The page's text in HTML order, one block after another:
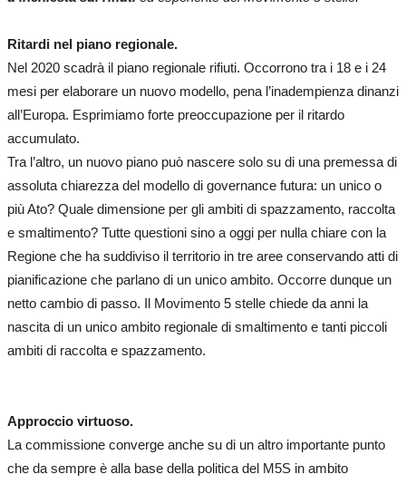
Ritardi nel piano regionale.
Nel 2020 scadrà il piano regionale rifiuti. Occorrono tra i 18 e i 24
mesi per elaborare un nuovo modello, pena l’inadempienza dinanzi
all’Europa. Esprimiamo forte preoccupazione per il ritardo
accumulato.
Tra l’altro, un nuovo piano può nascere solo su di una premessa di
assoluta chiarezza del modello di governance futura: un unico o
più Ato? Quale dimensione per gli ambiti di spazzamento, raccolta
e smaltimento? Tutte questioni sino a oggi per nulla chiare con la
Regione che ha suddiviso il territorio in tre aree conservando atti di
pianificazione che parlano di un unico ambito. Occorre dunque un
netto cambio di passo. Il Movimento 5 stelle chiede da anni la
nascita di un unico ambito regionale di smaltimento e tanti piccoli
ambiti di raccolta e spazzamento.
Approccio virtuoso.
La commissione converge anche su di un altro importante punto
che da sempre è alla base della politica del M5S in ambito